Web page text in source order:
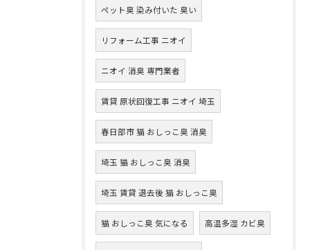
ペット臭 染み付いた 臭い
リフォーム工事 ニオイ
ニオイ 消臭 専門業者
賃貸 原状回復工事 ニオイ 埼玉
春日部市 猫 おしっこ臭 消臭
埼玉 猫 おしっこ臭 消臭
埼玉 賃貸 退去後 猫 おしっこ臭
猫 おしっこ臭 気になる 高温多湿 カビ臭